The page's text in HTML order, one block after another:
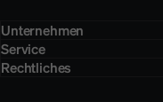
Unternehmen
Service
Rechtliches